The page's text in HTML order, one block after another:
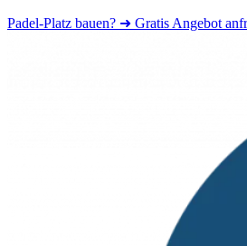
Padel-Platz bauen? ➜ Gratis Angebot